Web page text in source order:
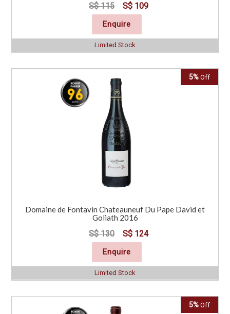
S$ 115 S$ 109
Enquire
Limited Stock
5% Off
Domaine de Fontavin Chateauneuf Du Pape David et
Goliath 2016
S$ 130 S$ 124
Enquire
Limited Stock
5% Off